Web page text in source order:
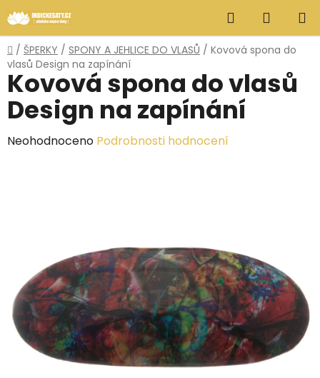
na
obsah
Hledat
KOŠÍK
Domů
/ ŠPERKY / SPONY A JEHLICE DO VLASŮ / Kovová spona do
vlasů Design na zapínání
Kovová spona do vlasů
Design na zapínání
Průměrné
hvězdiček.
Neohodnoceno Podrobnosti hodnocení